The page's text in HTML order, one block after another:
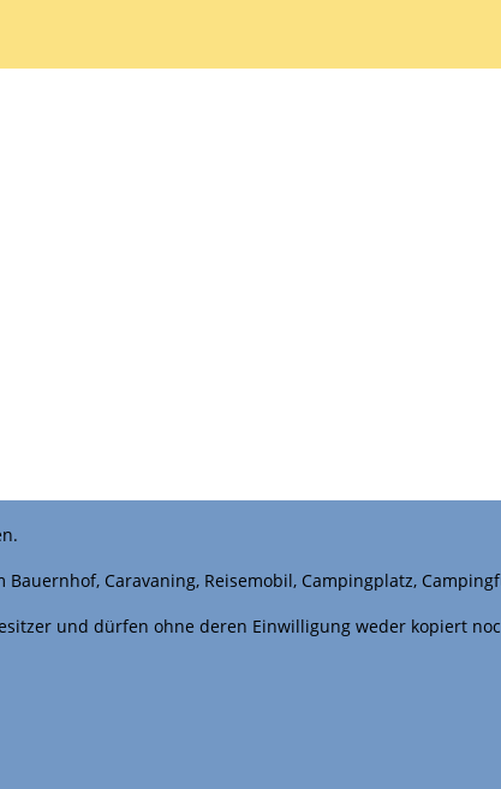
Caravaning, Reisemobil, Campingplatz,
und dürfen ohne deren Einwilligung weder kopiert